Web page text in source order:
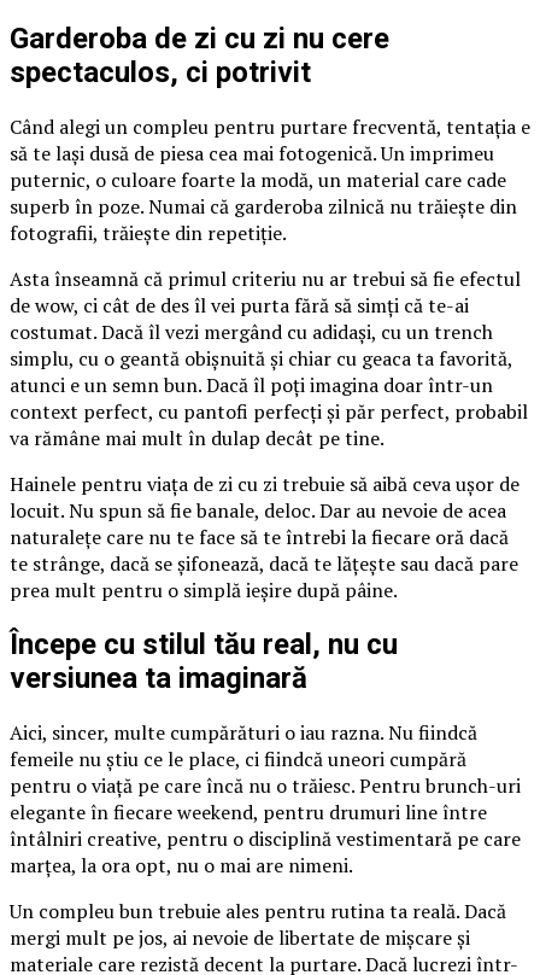
Garderoba de zi cu zi nu cere
spectaculos, ci potrivit
Când alegi un compleu pentru purtare frecventă, tentația e
să te lași dusă de piesa cea mai fotogenică. Un imprimeu
puternic, o culoare foarte la modă, un material care cade
superb în poze. Numai că garderoba zilnică nu trăiește din
fotografii, trăiește din repetiție.
Asta înseamnă că primul criteriu nu ar trebui să fie efectul
de wow, ci cât de des îl vei purta fără să simți că te-ai
costumat. Dacă îl vezi mergând cu adidași, cu un trench
simplu, cu o geantă obișnuită și chiar cu geaca ta favorită,
atunci e un semn bun. Dacă îl poți imagina doar într-un
context perfect, cu pantofi perfecți și păr perfect, probabil
va rămâne mai mult în dulap decât pe tine.
Hainele pentru viața de zi cu zi trebuie să aibă ceva ușor de
locuit. Nu spun să fie banale, deloc. Dar au nevoie de acea
naturalețe care nu te face să te întrebi la fiecare oră dacă
te strânge, dacă se șifonează, dacă te lățește sau dacă pare
prea mult pentru o simplă ieșire după pâine.
Începe cu stilul tău real, nu cu
versiunea ta imaginară
Aici, sincer, multe cumpărături o iau razna. Nu fiindcă
femeile nu știu ce le place, ci fiindcă uneori cumpără
pentru o viață pe care încă nu o trăiesc. Pentru brunch-uri
elegante în fiecare weekend, pentru drumuri line între
întâlniri creative, pentru o disciplină vestimentară pe care
marțea, la ora opt, nu o mai are nimeni.
Un compleu bun trebuie ales pentru rutina ta reală. Dacă
mergi mult pe jos, ai nevoie de libertate de mișcare și
materiale care rezistă decent la purtare. Dacă lucrezi într-